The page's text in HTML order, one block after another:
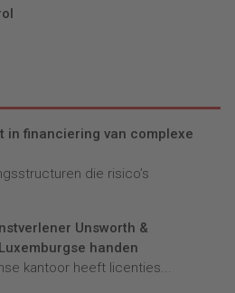
in financiering van complexe
die risico’s
Unsworth &
handen
kantoor heeft licenties...